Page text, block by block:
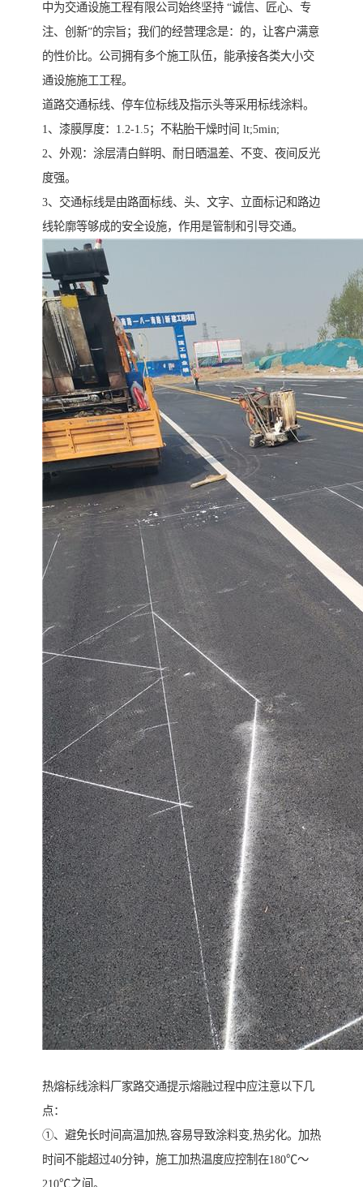
中为交通设施工程有限公司始终坚持 “诚信、匠心、专
注、创新”的宗旨；我们的经营理念是：的，让客户满意
的性价比。公司拥有多个施工队伍，能承接各类大小交
通设施施工工程。
道路交通标线、停车位标线及指示头等采用标线涂料。
1、漆膜厚度：1.2-1.5；不粘胎干燥时间 lt;5min;
2、外观：涂层清白鲜明、耐日晒温差、不变、夜间反光
度强。
3、交通标线是由路面标线、头、文字、立面标记和路边
线轮廓等够成的安全设施，作用是管制和引导交通。
热熔标线涂料厂家路交通提示熔融过程中应注意以下几
点：
①、避免长时间高温加热,容易导致涂料变,热劣化。加热
时间不能超过40分钟，施工加热温度应控制在180℃～
210℃之间。